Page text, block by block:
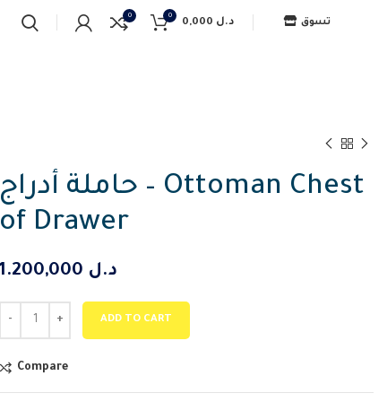
0 0
د.ل تسوق
حاملة أدراج – Ottoman Chest
of Drawer
د.ل
ADD TO CART
Compare